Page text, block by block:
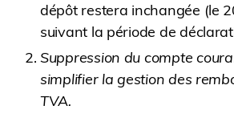
dépôt restera inchangée (le
suivant la période de
Suppression du compte
simplifier la gestion des
TVA.